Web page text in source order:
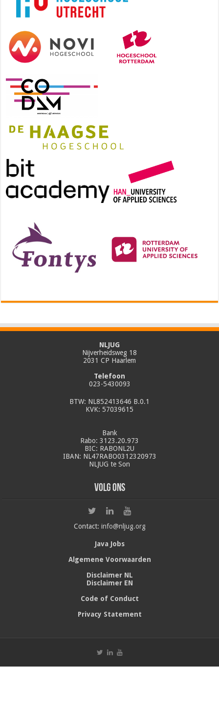
NLJUG
Nijverheidsweg 18
2031 CP Haarlem
Telefoon
023-5430093
BTW: NL852413646 B.0.1
KVK: 57039615
Bank
Rabo: 3123.20.973
BIC: RABONL2U
IBAN: NL47RABO0312320973
NLJUG te Son
Volg ons
Contact: info@nljug.org
Java Jobs
Algemene Voorwaarden
Disclaimer NL
Disclaimer EN
Code of Conduct
Privacy Statement